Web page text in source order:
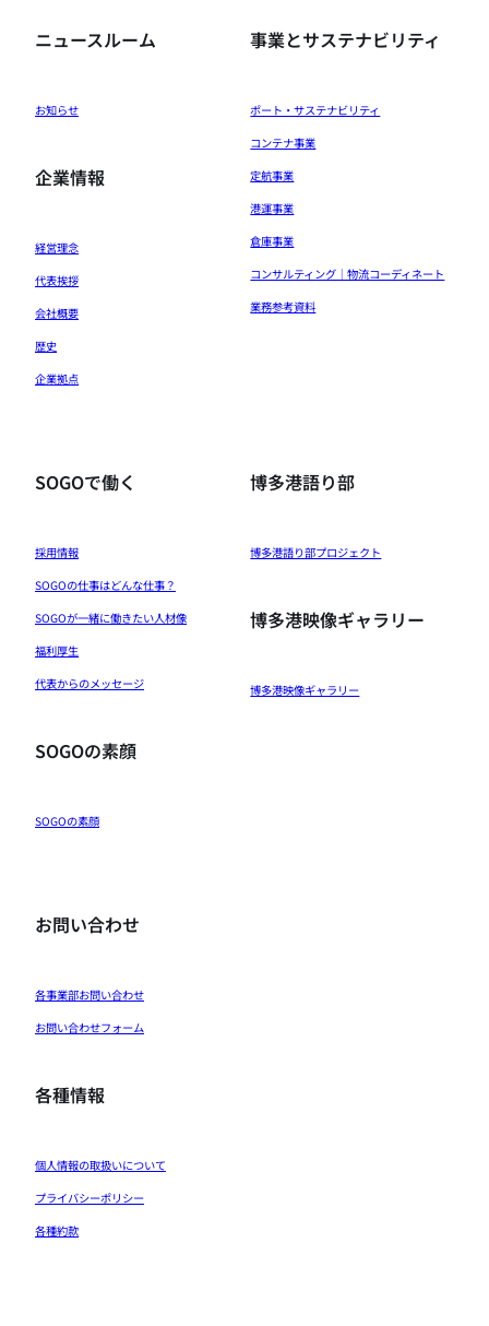
ニュースルーム
お知らせ
企業情報
経営理念
代表挨拶
会社概要
歴史
企業拠点
事業とサステナビリティ
ポート・サステナビリティ
コンテナ事業
定航事業
港運事業
倉庫事業
コンサルティング｜物流コーディネート
業務参考資料
SOGOで働く
採用情報
SOGOの仕事はどんな仕事？
SOGOが一緒に働きたい人材像
福利厚生
代表からのメッセージ
SOGOの素顔
SOGOの素顔
博多港語り部
博多港語り部プロジェクト
博多港映像ギャラリー
博多港映像ギャラリー
お問い合わせ
各事業部お問い合わせ
お問い合わせフォーム
各種情報
個人情報の取扱いについて
プライバシーポリシー
各種約款